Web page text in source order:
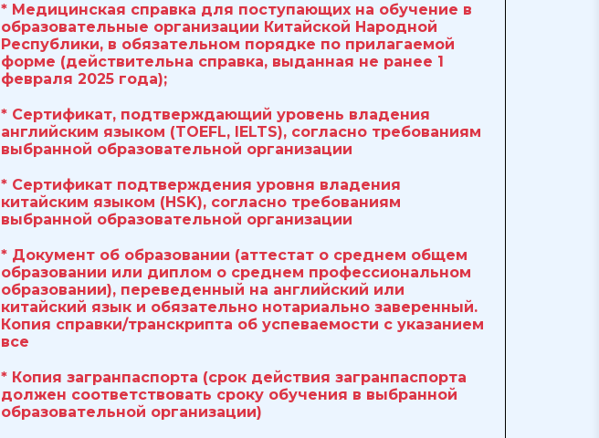
* Медицинская справка для поступающих на обучение в
образовательные организации Китайской Народной
Республики, в обязательном порядке по прилагаемой
форме (действительна справка, выданная не ранее 1
февраля 2025 года);
* Сертификат, подтверждающий уровень владения
английским языком (TOEFL, IELTS), согласно требованиям
выбранной образовательной организации
* Сертификат подтверждения уровня владения
китайским языком (HSK), согласно требованиям
выбранной образовательной организации
* Документ об образовании (аттестат о среднем общем
образовании или диплом о среднем профессиональном
образовании), переведенный на английский или
китайский язык и обязательно нотариально заверенный.
Копия справки/транскрипта об успеваемости с указанием
все
* Копия загранпаспорта (срок действия загранпаспорта
должен соответствовать сроку обучения в выбранной
образовательной организации)